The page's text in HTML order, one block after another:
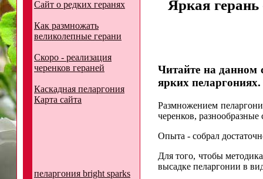
Сайт о редких геранях
Как размножать
великолепные герани
Скоро - реализация
черенков гераней
Каскадная пеларгония
Карта сайта
пеларгония bright sparks
Яркая
Читайте на данном
ярких пеларгониях.
Размножением
черенков,
Опыта - собрал
Для того, чтобы
высадке пеларгонии в